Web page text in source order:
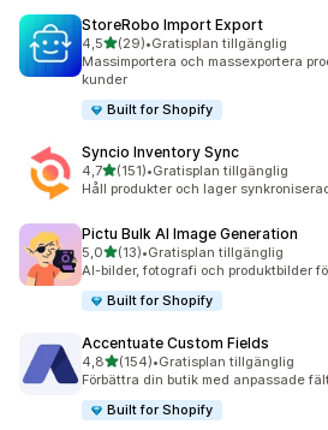
StoreRobo Import Export
4,5av 5 stjärnor
(29)
29 recensioner totalt
•Gratisplan tillgänglig
Massimportera och massexportera
kunder
Built for Shopify
Syncio Inventory Sync
4,7av 5 stjärnor
(151)
151 recensioner totalt
•Gratisplan tillgänglig
Håll produkter och lager
Pictu Bulk AI Image Generation
5,0av 5 stjärnor
(13)
13 recensioner totalt
•Gratisplan tillgänglig
AI-bilder, fotografi och produktbilder
Built for Shopify
Accentuate Custom Fields
4,8av 5 stjärnor
(154)
154 recensioner totalt
•Gratisplan tillgänglig
Förbättra din butik med anpassade
Built for Shopify